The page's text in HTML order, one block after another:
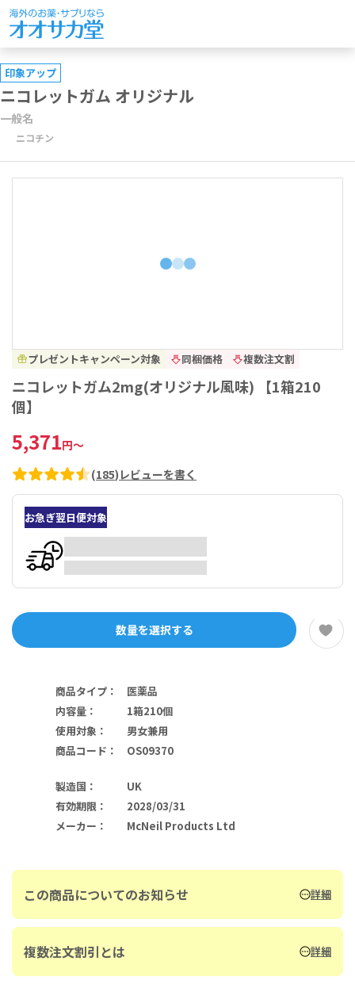
印象アップ
ニコレットガム オリジナル
一般名
ニコチン
プレゼントキャンペーン対象 同梱価格 複数注文割
ニコレットガム2mg(オリジナル風味) 【1箱210
個】
5,371円～
(185) レビューを書く
お急ぎ翌日便対象
数量を選択する
商品タイプ ：
医薬品
内容量 ：
1箱210個
使用対象 ：
男女兼用
商品コード ： OS09370
製造国 ：
UK
有効期限 ：
2028/03/31
メーカー ： McNeil Products Ltd
この商品についてのお知らせ 詳細
複数注文割引とは 詳細